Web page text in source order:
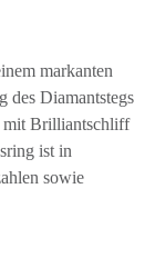
markanten
des Diamantstegs
mit Brilliantschliff
ist in
sowie